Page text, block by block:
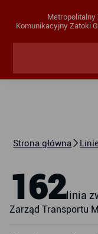
Metropolitalny
Komunikacyjny Zatoki
Strona główna
162linia
Zarząd Transportu